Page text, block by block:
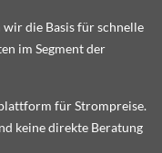
die Basis für schnelle
im Segment der
für Strompreise.
keine direkte Beratung